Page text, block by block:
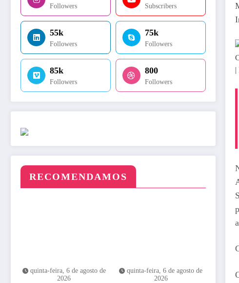
Followers Subscribers
55k
Followers
75k
Followers
85k
Followers
800
Followers
RECOMENDAMOS
quinta-feira, 6 de agosto de
2026
quinta-feira, 6 de agosto de
2026
|